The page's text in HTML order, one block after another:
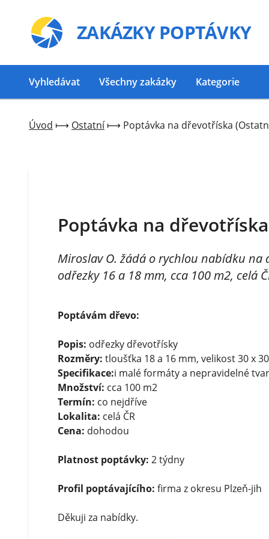
ZAKÁZKY POPTÁVKY
Vyhledávat Všechny zakázky Kategorie
Úvod ⟼ Ostatní⟼ Poptávka na dřevotříska
Poptávka na
Miroslav O. žádá o rychlou nabídku na
odřezky 16 a 18 mm, cca 100 m2, celá
Poptávám dřevo:
Popis: odřezky dřevotřísky
Rozměry: tloušťka 18 a 16 mm, velikost 30 x
Specifikace:i malé formáty a nepravidelné
Množství: cca 100 m2
Termín: co nejdříve
Lokalita: celá ČR
Cena: dohodou
Platnost poptávky: 2 týdny
Profil poptávajícího: firma z okresu Plzeň-jih
Děkuji za nabídky.